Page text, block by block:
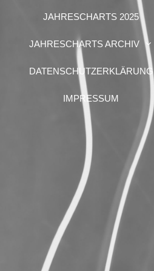
JAHRESCHARTS 2025
JAHRESCHARTS ARCHIV
DATENSCHUTZERKLÄRUNG
IMPRESSUM